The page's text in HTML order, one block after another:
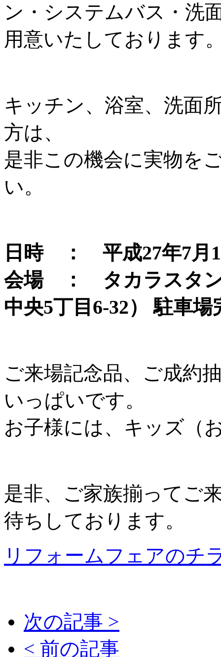
ン・システムバス・洗
用意いたしております
キッチン、浴室、洗面
方は、
是非この機会に実物を
い。
日時 ： 平成27年7月
会場 ： タカラスタン
中央5丁目6-32） 駐車場
ご来場記念品、ご成約
いっぱいです。
お子様には、キッズ（
是非、ご家族揃ってご
待ちしております。
リフォームフェアのチ
次の記事 >
< 前の記事